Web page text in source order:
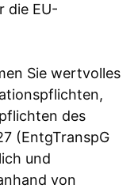
die EU-
Sie wertvolles
des
(EntgTranspG
und
von